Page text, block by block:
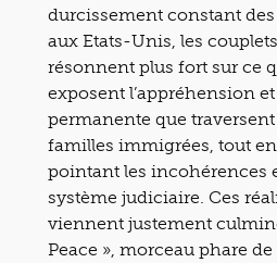
durcissement constant
aux Etats-Unis, les
résonnent plus fort sur ce
exposent l’appréhension et
permanente que
familles immigrées, tout
pointant les incohérences
système judiciaire. Ces
viennent justement
Peace », morceau phare de